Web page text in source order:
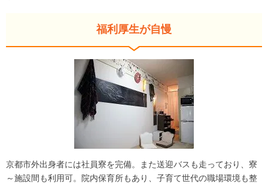
福利厚生が自慢
京都市外出身者には社員寮を完備。また送迎バスも走っており、寮
～施設間も利用可。院内保育所もあり、子育て世代の職場環境も整